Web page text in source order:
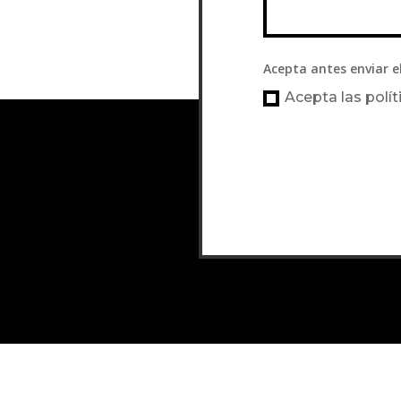
Acepta antes enviar
Acepta las